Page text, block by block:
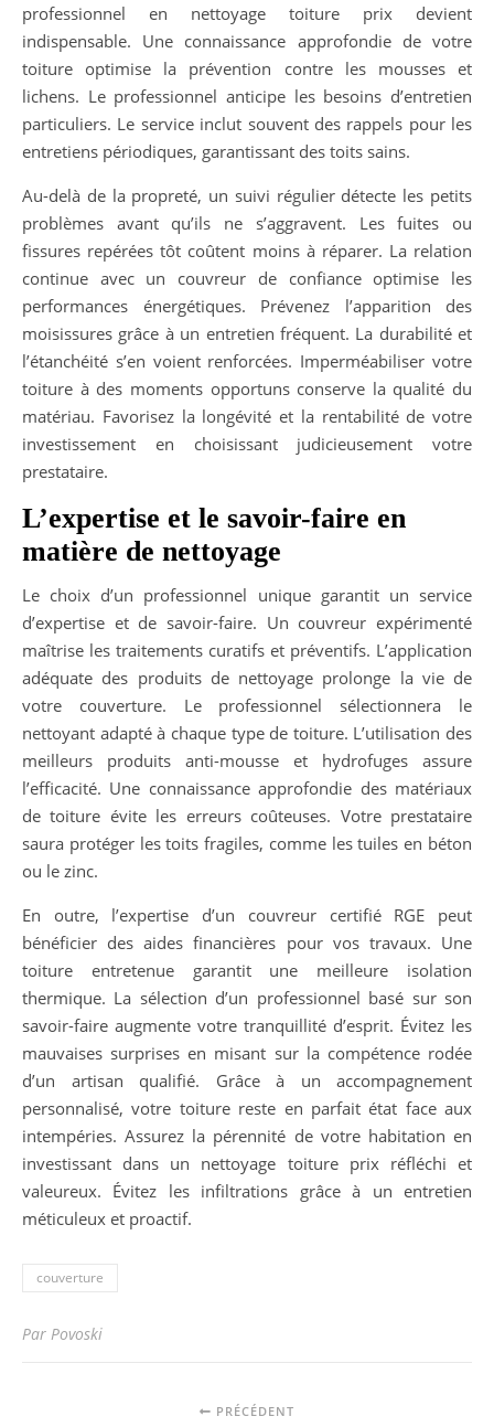
professionnel en nettoyage toiture prix devient
indispensable. Une connaissance approfondie de votre
toiture optimise la prévention contre les mousses et
lichens. Le professionnel anticipe les besoins d’entretien
particuliers. Le service inclut souvent des rappels pour les
entretiens périodiques, garantissant des toits sains.
Au-delà de la propreté, un suivi régulier détecte les petits
problèmes avant qu’ils ne s’aggravent. Les fuites ou
fissures repérées tôt coûtent moins à réparer. La relation
continue avec un couvreur de confiance optimise les
performances énergétiques. Prévenez l’apparition des
moisissures grâce à un entretien fréquent. La durabilité et
l’étanchéité s’en voient renforcées. Imperméabiliser votre
toiture à des moments opportuns conserve la qualité du
matériau. Favorisez la longévité et la rentabilité de votre
investissement en choisissant judicieusement votre
prestataire.
L’expertise et le savoir-faire en
matière de nettoyage
Le choix d’un professionnel unique garantit un service
d’expertise et de savoir-faire. Un couvreur expérimenté
maîtrise les traitements curatifs et préventifs. L’application
adéquate des produits de nettoyage prolonge la vie de
votre couverture. Le professionnel sélectionnera le
nettoyant adapté à chaque type de toiture. L’utilisation des
meilleurs produits anti-mousse et hydrofuges assure
l’efficacité. Une connaissance approfondie des matériaux
de toiture évite les erreurs coûteuses. Votre prestataire
saura protéger les toits fragiles, comme les tuiles en béton
ou le zinc.
En outre, l’expertise d’un couvreur certifié RGE peut
bénéficier des aides financières pour vos travaux. Une
toiture entretenue garantit une meilleure isolation
thermique. La sélection d’un professionnel basé sur son
savoir-faire augmente votre tranquillité d’esprit. Évitez les
mauvaises surprises en misant sur la compétence rodée
d’un artisan qualifié. Grâce à un accompagnement
personnalisé, votre toiture reste en parfait état face aux
intempéries. Assurez la pérennité de votre habitation en
investissant dans un nettoyage toiture prix réfléchi et
valeureux. Évitez les infiltrations grâce à un entretien
méticuleux et proactif.
couverture
Par Povoski
PRÉCÉDENT